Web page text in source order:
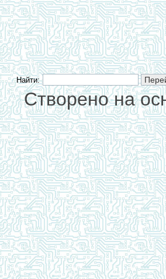
Найти:
Створено на